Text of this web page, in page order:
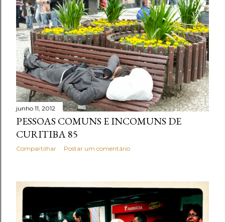
junho 11, 2012
PESSOAS COMUNS E INCOMUNS DE
CURITIBA 85
Compartilhar Postar um comentário